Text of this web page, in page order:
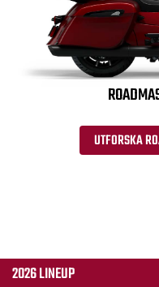
UTFORSKA
2026 LINEUP